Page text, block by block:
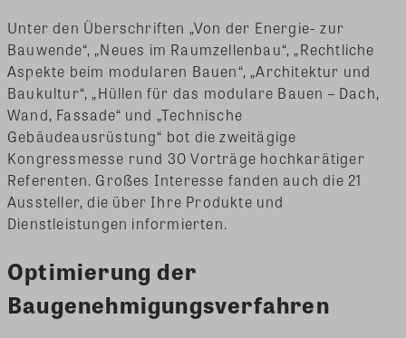
Unter den Überschriften „Von der Energie- zur
Bauwende“, „Neues im Raumzellenbau“, „Rechtliche
Aspekte beim modularen Bauen“, „Architektur und
Baukultur“, „Hüllen für das modulare Bauen – Dach,
Wand, Fassade“ und „Technische
Gebäudeausrüstung“ bot die zweitägige
Kongressmesse rund 30 Vorträge hochkarätiger
Referenten. Großes Interesse fanden auch die 21
Aussteller, die über Ihre Produkte und
Dienstleistungen informierten.
Optimierung der
Baugenehmigungsverfahren